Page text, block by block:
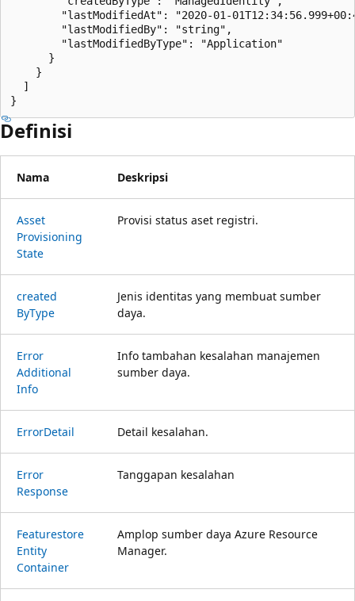
"lastModifiedAt": "2020-01-
        "lastModifiedBy": "string",
        "lastModifiedByType": "Application"
      }
    }
  ]
}
Definisi
Nama Deskripsi
Asset
Provisioning
State
Provisi status aset registri.
created
ByType
Jenis identitas yang membuat sumber
daya.
Error
Additional
Info
Info tambahan kesalahan manajemen
sumber daya.
ErrorDetail Detail kesalahan.
Error
Response
Tanggapan kesalahan
Featurestore
Entity
Container
Amplop sumber daya Azure Resource
Manager.